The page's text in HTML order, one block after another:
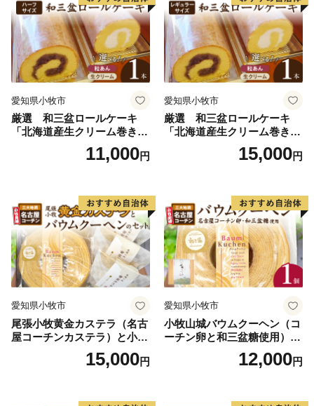
愛知県小牧市
厳選 和三盆ロールケーキ
「北海道産生クリーム巻き」
または「北海道産粒あん巻
き」（サイズ：ハーフ） 和
知県 小牧市 アンプチベアや
ぐま
11,000円
愛知県小牧市
厳選 和三盆ロールケーキ
「北海道産生クリーム巻き」
または「北海道産粒あん巻
き」（サイズ：レギュラー）
凍 愛知県 小牧市 アンプチベ
アやぐま
15,000円
愛知県小牧市
尾張小牧黄金カステラ（名古
屋コーチンカステラ）と小牧
山城バウムクーヘン（コーチ
ン卵と和三盆糖使用）のセッ
三盆 小牧銘菓 バウムクーヘ
15,000円
愛知県小牧市
小牧山城バウムクーヘン（コ
ーチン卵と和三盆糖使用）
名古屋コーチン バームクー
ヘン 和三盆 小牧銘菓 バウム
12,000円